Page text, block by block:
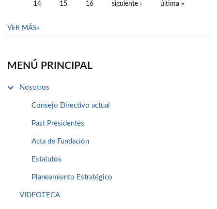
14 15 16 siguiente › última »
VER MÁS
MENÚ PRINCIPAL
Nosotros
Consejo Directivo actual
Past Presidentes
Acta de Fundación
Estatutos
Planeamiento Estratégico
VIDEOTECA